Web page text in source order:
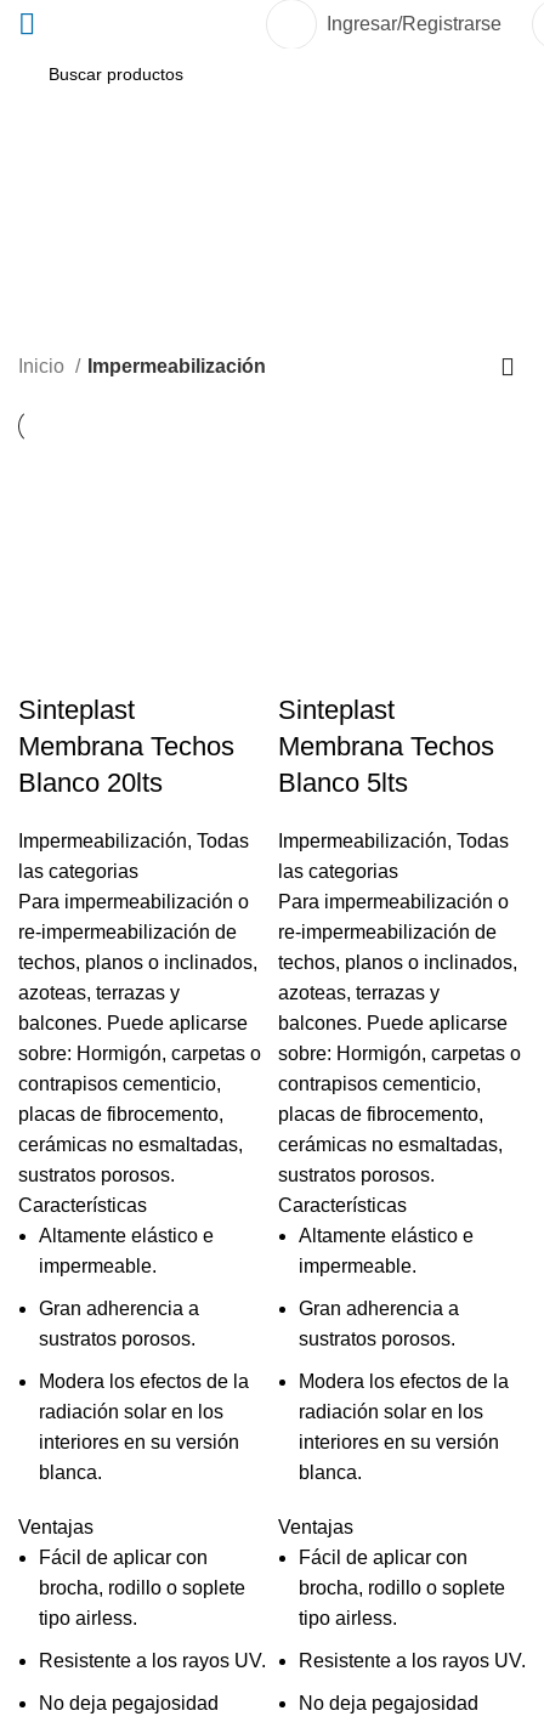
Ingresar/Registrarse
Inicio Impermeabilización
Sinteplast
Membrana Techos
Blanco 20lts
Impermeabilización, Todas
las categorias
Para impermeabilización o
re-impermeabilización de
techos, planos o inclinados,
azoteas, terrazas y
balcones. Puede aplicarse
sobre: Hormigón, carpetas o
contrapisos cementicio,
placas de fibrocemento,
cerámicas no esmaltadas,
sustratos porosos.
Características
Altamente elástico e
impermeable.
Gran adherencia a
sustratos porosos.
Modera los efectos de la
radiación solar en los
interiores en su versión
blanca.
Ventajas
Fácil de aplicar con
brocha, rodillo o soplete
tipo airless.
Resistente a los rayos UV.
No deja pegajosidad
Sinteplast
Membrana Techos
Blanco 5lts
Impermeabilización, Todas
las categorias
Para impermeabilización o
re-impermeabilización de
techos, planos o inclinados,
azoteas, terrazas y
balcones. Puede aplicarse
sobre: Hormigón, carpetas o
contrapisos cementicio,
placas de fibrocemento,
cerámicas no esmaltadas,
sustratos porosos.
Características
Altamente elástico e
impermeable.
Gran adherencia a
sustratos porosos.
Modera los efectos de la
radiación solar en los
interiores en su versión
blanca.
Ventajas
Fácil de aplicar con
brocha, rodillo o soplete
tipo airless.
Resistente a los rayos UV.
No deja pegajosidad